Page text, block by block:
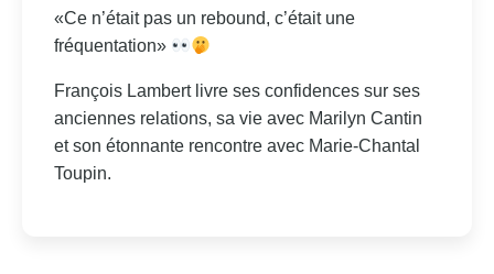
«Ce n’était pas un rebound, c’était une
fréquentation»
François Lambert livre ses confidences sur ses
anciennes relations, sa vie avec Marilyn Cantin
et son étonnante rencontre avec Marie-Chantal
Toupin.